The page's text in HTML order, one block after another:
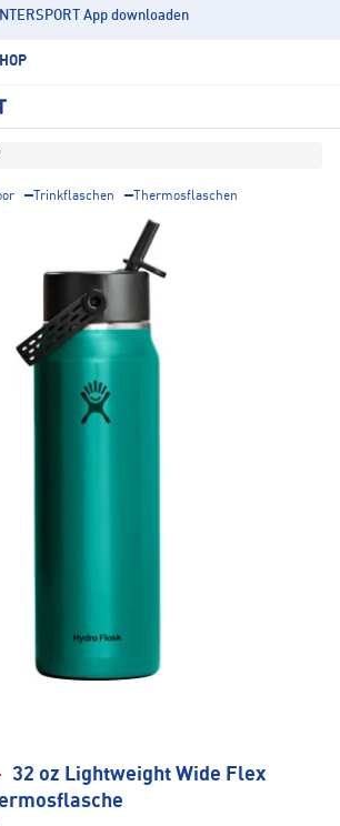
INTERSPORT App downloaden
Trinkflaschen Thermosflaschen
32 oz Lightweight Wide Flex